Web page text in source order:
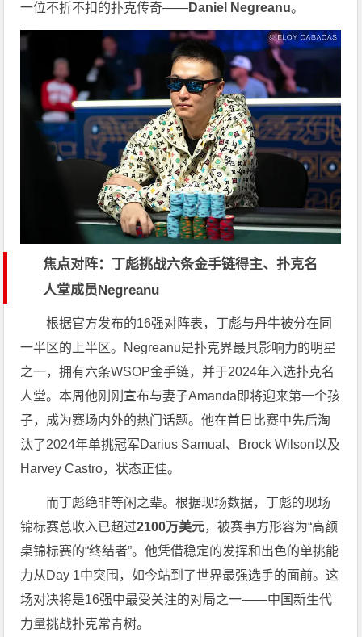
一位不折不扣的扑克传奇——Daniel Negreanu。
焦点对阵：丁彪挑战六条金手链得主、扑克名
人堂成员Negreanu
根据官方发布的16强对阵表，丁彪与丹牛被分在同
一半区的上半区。Negreanu是扑克界最具影响力的明星
之一，拥有六条WSOP金手链，并于2024年入选扑克名
人堂。本周他刚刚宣布与妻子Amanda即将迎来第一个孩
子，成为赛场内外的热门话题。他在首日比赛中先后淘
汰了2024年单挑冠军Darius Samual、Brock Wilson以及
Harvey Castro，状态正佳。
而丁彪绝非等闲之辈。根据现场数据，丁彪的现场
锦标赛总收入已超过2100万美元，被赛事方形容为“高额
桌锦标赛的“终结者”。他凭借稳定的发挥和出色的单挑能
力从Day 1中突围，如今站到了世界最强选手的面前。这
场对决将是16强中最受关注的对局之一——中国新生代
力量挑战扑克常青树。